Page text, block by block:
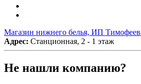
Магазин нижнего белья, ИП
Адрес: Станционная, 2 - 1 этаж
Не нашли компанию?